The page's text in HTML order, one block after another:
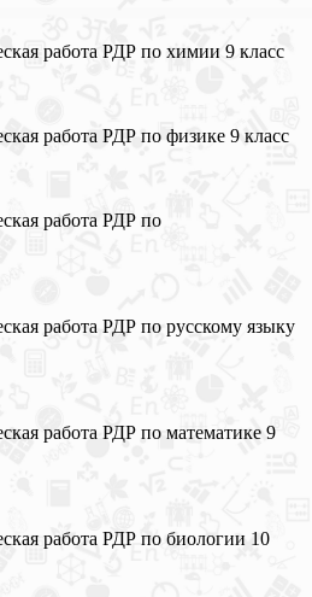
работа РДР по химии 9 класс
работа РДР по физике 9 класс
работа РДР по
работа РДР по русскому языку
работа РДР по математике 9
работа РДР по биологии 10